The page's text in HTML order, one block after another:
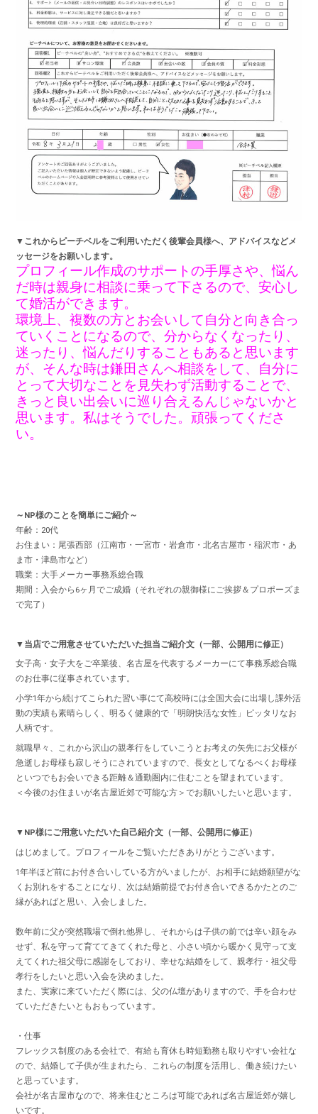
▼これからピーチベルをご利用いただく後輩会員様へ、アドバイスなどメ
ッセージをお願いします。
プロフィール作成のサポートの手厚さや、悩ん
だ時は親身に相談に乗って下さるので、安心し
て婚活ができます。
環境上、複数の方とお会いして自分と向き合っ
ていくことになるので、分からなくなったり、
迷ったり、悩んだりすることもあると思います
が、そんな時は鎌田さんへ相談をして、自分に
とって大切なことを見失わず活動することで、
きっと良い出会いに巡り合えるんじゃないかと
思います。私はそうでした。頑張ってくださ
い。
～NP様のことを簡単にご紹介～
年齢：20代
お住まい：尾張西部（江南市・一宮市・岩倉市・北名古屋市・稲沢市・あ
ま市・津島市など）
職業：大手メーカー事務系総合職
期間：入会から6ヶ月でご成婚（それぞれの親御様にご挨拶＆プロポーズま
で完了）
▼当店でご用意させていただいた担当ご紹介文（一部、公開用に修正）
女子高・女子大をご卒業後、名古屋を代表するメーカーにて事務系総合職
のお仕事に従事されています。
小学1年から続けてこられた習い事にて高校時には全国大会に出場し課外活
動の実績も素晴らしく、明るく健康的で「明朗快活な女性」ピッタリなお
人柄です。
就職早々、これから沢山の親孝行をしていこうとお考えの矢先にお父様が
急逝しお母様も寂しそうにされていますので、長女としてなるべくお母様
といつでもお会いできる距離＆通勤圏内に住むことを望まれています。
＜今後のお住まいが名古屋近郊で可能な方＞でお願いしたいと思います。
▼NP様にご用意いただいた自己紹介文（一部、公開用に修正）
はじめまして。プロフィールをご覧いただきありがとうございます。
1年半ほど前にお付き合いしている方がいましたが、お相手に結婚願望がな
くお別れをすることになり、次は結婚前提でお付き合いできるかたとのご
縁があればと思い、入会しました。
数年前に父が突然職場で倒れ他界し、それからは子供の前では辛い顔をみ
せず、私を守って育ててきてくれた母と、小さい頃から暖かく見守って支
えてくれた祖父母に感謝をしており、幸せな結婚をして、親孝行・祖父母
孝行をしたいと思い入会を決めました。
また、実家に来ていただく際には、父の仏壇がありますので、手を合わせ
ていただきたいともおもっています。
・仕事
フレックス制度のある会社で、有給も育休も時短勤務も取りやすい会社な
ので、結婚して子供が生まれたら、これらの制度を活用し、働き続けたい
と思っています。
会社が名古屋市なので、将来住むところは可能であれば名古屋近郊が嬉し
いです。